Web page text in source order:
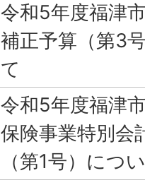
令和5年度福津
補正予算（第3
て
令和5年度福津
保険事業特別会
（第1号）につ